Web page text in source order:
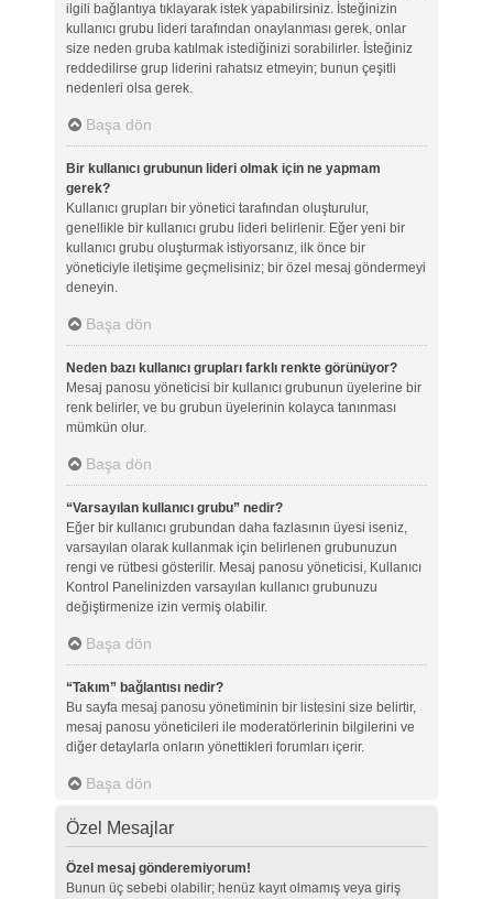
ilgili bağlantıya tıklayarak istek yapabilirsiniz. İsteğinizin
kullanıcı grubu lideri tarafından onaylanması gerek, onlar
size neden gruba katılmak istediğinizi sorabilirler. İsteğiniz
reddedilirse grup liderini rahatsız etmeyin; bunun çeşitli
nedenleri olsa gerek.
Başa dön
Bir kullanıcı grubunun lideri olmak için ne yapmam
gerek?
Kullanıcı grupları bir yönetici tarafından oluşturulur,
genellikle bir kullanıcı grubu lideri belirlenir. Eğer yeni bir
kullanıcı grubu oluşturmak istiyorsanız, ilk önce bir
yöneticiyle iletişime geçmelisiniz; bir özel mesaj göndermeyi
deneyin.
Başa dön
Neden bazı kullanıcı grupları farklı renkte görünüyor?
Mesaj panosu yöneticisi bir kullanıcı grubunun üyelerine bir
renk belirler, ve bu grubun üyelerinin kolayca tanınması
mümkün olur.
Başa dön
“Varsayılan kullanıcı grubu” nedir?
Eğer bir kullanıcı grubundan daha fazlasının üyesi iseniz,
varsayılan olarak kullanmak için belirlenen grubunuzun
rengi ve rütbesi gösterilir. Mesaj panosu yöneticisi, Kullanıcı
Kontrol Panelinizden varsayılan kullanıcı grubunuzu
değiştirmenize izin vermiş olabilir.
Başa dön
“Takım” bağlantısı nedir?
Bu sayfa mesaj panosu yönetiminin bir listesini size belirtir,
mesaj panosu yöneticileri ile moderatörlerinin bilgilerini ve
diğer detaylarla onların yönettikleri forumları içerir.
Başa dön
Özel Mesajlar
Özel mesaj gönderemiyorum!
Bunun üç sebebi olabilir; henüz kayıt olmamış veya giriş